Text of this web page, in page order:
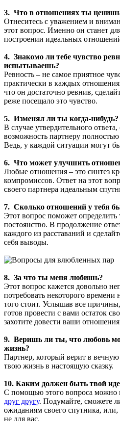
3. Что в отношениях ты ценишь
Отнеситесь с уважением и
этот вопрос. Именно он станет
построении идеальных
4. Знакомо ли тебе чувство
испытываешь?
Ревность – не самое приятное
практически в каждых
что он достаточно ревнив,
реже посещало это чувство.
5. Изменял ли ты когда-нибудь?
В случае утвердительного ответа,
возможность партнеру полностью
Ведь, у каждой ситуации могут
6. Что может улучшить
Любые отношения – это синтез
компромиссов. Ответ на этот
своего партнера идеальным
7. Сколько отношений у тебя
Этот вопрос поможет определить
постоянство. В продолжение
каждого из расставаний и
себя выводы.
8. За что ты меня любишь?
Этот вопрос кажется довольно
потребовать некоторого
того стоит. Услышав все
готов провести с вами остаток
захотите довести ваши
9. Веришь ли ты, что любовь
жизнь?
Партнер, который верит в
твою жизнь в настоящую сказку.
10. Каким должен быть твой
С помощью этого вопроса можно
друг другу. Подумайте, сможете
ожиданиям своего спутника,
не для вас.